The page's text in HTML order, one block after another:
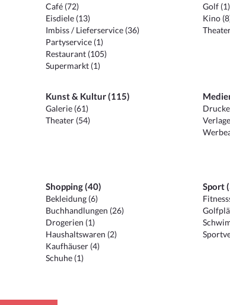
Café (72)
Eisdiele (13)
Imbiss / Lieferservice (36)
Partyservice (1)
Restaurant (105)
Supermarkt (1)
Golf (1)
Kino
Kunst & Kultur (115)
Galerie (61)
Theater (54)
Shopping (40)
Bekleidung (6)
Buchhandlungen (26)
Drogerien (1)
Haushaltswaren (2)
Kaufhäuser (4)
Schuhe (1)
Sport